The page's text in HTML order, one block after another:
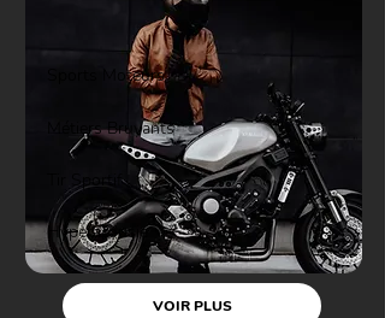
Sports Moteurs
Métiers Bruyants
Tir Sportif
Hyperacousie
VOIR PLUS